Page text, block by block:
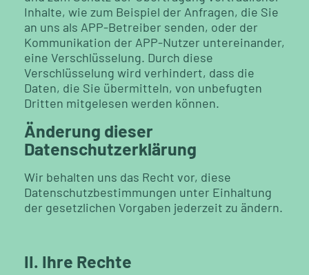
Inhalte, wie zum Beispiel der Anfragen, die Sie
an uns als APP-Betreiber senden, oder der
Kommunikation der APP-Nutzer untereinander,
eine Verschlüsselung. Durch diese
Verschlüsselung wird verhindert, dass die
Daten, die Sie übermitteln, von unbefugten
Dritten mitgelesen werden können.
Änderung dieser
Datenschutzerklärung
Wir behalten uns das Recht vor, diese
Datenschutzbestimmungen unter Einhaltung
der gesetzlichen Vorgaben jederzeit zu ändern.
II. Ihre Rechte